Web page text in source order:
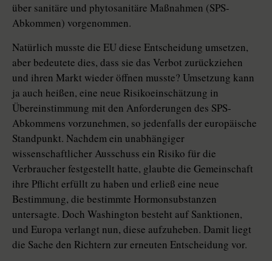
über sanitäre und phytosanitäre Maßnahmen (SPS-
Abkommen) vorgenommen.
Natürlich musste die EU diese Entscheidung umsetzen,
aber bedeutete dies, dass sie das Verbot zurückziehen
und ihren Markt wieder öffnen musste? Umsetzung kann
ja auch heißen, eine neue Risikoeinschätzung in
Übereinstimmung mit den Anforderungen des SPS-
Abkommens vorzunehmen, so jedenfalls der europäische
Standpunkt. Nachdem ein unabhängiger
wissenschaftlicher Ausschuss ein Risiko für die
Verbraucher festgestellt hatte, glaubte die Gemeinschaft
ihre Pflicht erfüllt zu haben und erließ eine neue
Bestimmung, die bestimmte Hormonsubstanzen
untersagte. Doch Washington besteht auf Sanktionen,
und Europa verlangt nun, diese aufzuheben. Damit liegt
die Sache den Richtern zur erneuten Entscheidung vor.